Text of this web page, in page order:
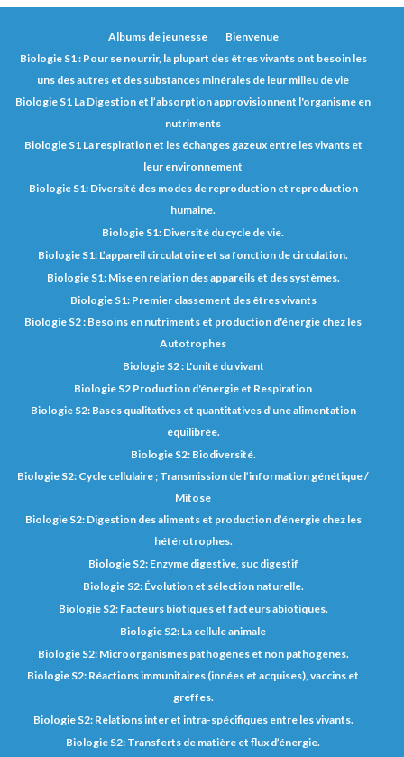
Albums de jeunesse
Bienvenue
Biologie S1 : Pour se nourrir, la plupart des êtres vivants ont besoin les
uns des autres et des substances minérales de leur milieu de vie
Biologie S1 La Digestion et l’absorption approvisionnent l'organisme en
nutriments
Biologie S1 La respiration et les échanges gazeux entre les vivants et
leur environnement
Biologie S1: Diversité des modes de reproduction et reproduction
humaine.
Biologie S1: Diversité du cycle de vie.
Biologie S1: L’appareil circulatoire et sa fonction de circulation.
Biologie S1: Mise en relation des appareils et des systèmes.
Biologie S1: Premier classement des êtres vivants
Biologie S2 : Besoins en nutriments et production d'énergie chez les
Autotrophes
Biologie S2 : L'unité du vivant
Biologie S2 Production d'énergie et Respiration
Biologie S2: Bases qualitatives et quantitatives d’une alimentation
équilibrée.
Biologie S2: Biodiversité.
Biologie S2: Cycle cellulaire ; Transmission de l’information génétique /
Mitose
Biologie S2: Digestion des aliments et production d’énergie chez les
hétérotrophes.
Biologie S2: Enzyme digestive, suc digestif
Biologie S2: Évolution et sélection naturelle.
Biologie S2: Facteurs biotiques et facteurs abiotiques.
Biologie S2: La cellule animale
Biologie S2: Microorganismes pathogènes et non pathogènes.
Biologie S2: Réactions immunitaires (innées et acquises), vaccins et
greffes.
Biologie S2: Relations inter et intra-spécifiques entre les vivants.
Biologie S2: Transferts de matière et flux d’énergie.